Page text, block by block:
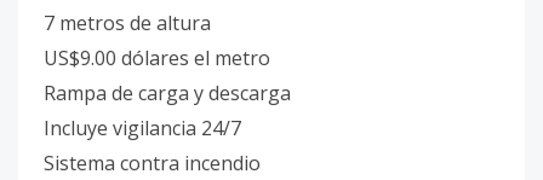
7 metros de altura
US$9.00 dólares el metro
Rampa de carga y descarga
Incluye vigilancia 24/7
Sistema contra incendio